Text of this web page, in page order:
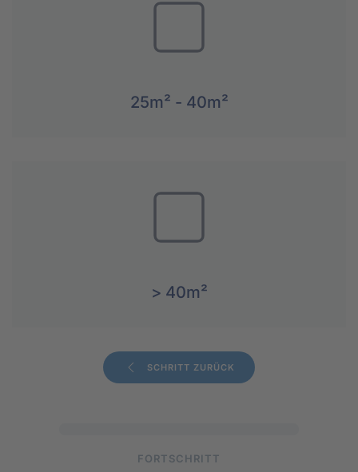
25m² - 40m²
> 40m²
SCHRITT ZURÜCK
FORTSCHRITT